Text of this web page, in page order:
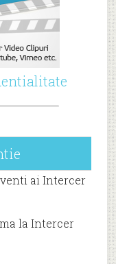
ai Intercer
la Intercer